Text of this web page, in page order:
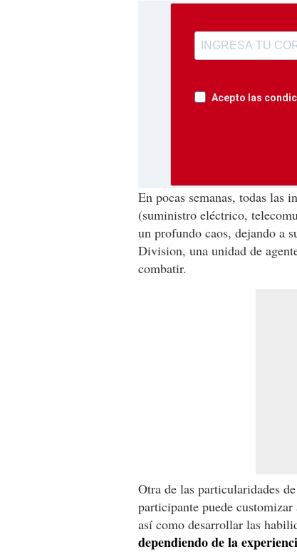
Acepto las
En pocas semanas, todas las
(suministro eléctrico,
un profundo caos, dejando a
Division, una unidad de
combatir.
Otra de las particularidades
participante puede
así como desarrollar las
dependiendo de la